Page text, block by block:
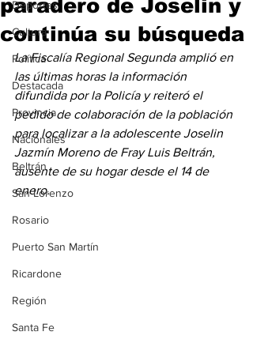
Deportes
Cultura
Política
Destacada
Provincia
Nacionales
Beltrán
San Lorenzo
Rosario
Puerto San Martín
Ricardone
Región
Santa Fe
paradero de Joselin y
continúa su búsqueda
La Fiscalía Regional Segunda amplió en
las últimas horas la información
difundida por la Policía y reiteró el
pedido de colaboración de la población
para localizar a la adolescente Joselin
Jazmín Moreno de Fray Luis Beltrán,
ausente de su hogar desde el 14 de
enero.